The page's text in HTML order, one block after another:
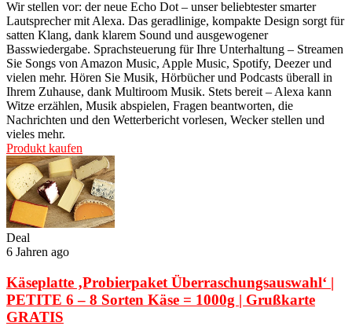
Wir stellen vor: der neue Echo Dot – unser beliebtester smarter
Lautsprecher mit Alexa. Das geradlinige, kompakte Design sorgt für
satten Klang, dank klarem Sound und ausgewogener
Basswiedergabe. Sprachsteuerung für Ihre Unterhaltung – Streamen
Sie Songs von Amazon Music, Apple Music, Spotify, Deezer und
vielen mehr. Hören Sie Musik, Hörbücher und Podcasts überall in
Ihrem Zuhause, dank Multiroom Musik. Stets bereit – Alexa kann
Witze erzählen, Musik abspielen, Fragen beantworten, die
Nachrichten und den Wetterbericht vorlesen, Wecker stellen und
vieles mehr.
Produkt kaufen
Deal
6 Jahren ago
Käseplatte ‚Probierpaket Überraschungsauswahl‘ |
PETITE 6 – 8 Sorten Käse = 1000g | Grußkarte
GRATIS